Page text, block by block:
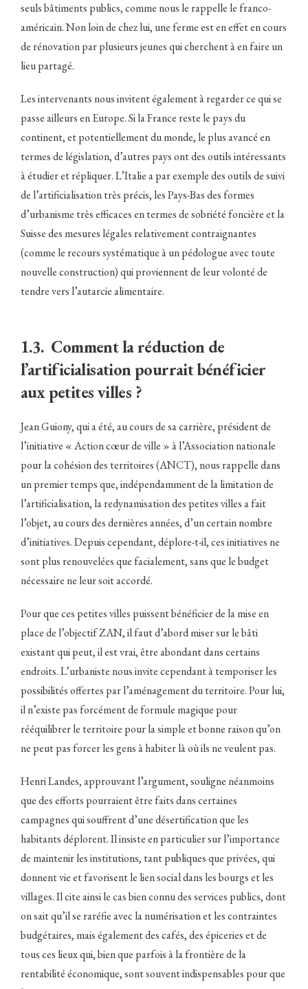
seuls bâtiments publics, comme nous le rappelle le franco-
américain. Non loin de chez lui, une ferme est en effet en cours
de rénovation par plusieurs jeunes qui cherchent à en faire un
lieu partagé.
Les intervenants nous invitent également à regarder ce qui se
passe ailleurs en Europe. Si la France reste le pays du
continent, et potentiellement du monde, le plus avancé en
termes de législation, d’autres pays ont des outils intéressants
à étudier et répliquer. L’Italie a par exemple des outils de suivi
de l’artificialisation très précis, les Pays-Bas des formes
d’urbanisme très efficaces en termes de sobriété foncière et la
Suisse des mesures légales relativement contraignantes
(comme le recours systématique à un pédologue avec toute
nouvelle construction) qui proviennent de leur volonté de
tendre vers l’autarcie alimentaire.
1.3. Comment la réduction de
l’artificialisation pourrait bénéficier
aux petites villes ?
Jean Guiony, qui a été, au cours de sa carrière, président de
l’initiative « Action cœur de ville » à l’Association nationale
pour la cohésion des territoires (ANCT), nous rappelle dans
un premier temps que, indépendamment de la limitation de
l’artificialisation, la redynamisation des petites villes a fait
l’objet, au cours des dernières années, d’un certain nombre
d’initiatives. Depuis cependant, déplore-t-il, ces initiatives ne
sont plus renouvelées que facialement, sans que le budget
nécessaire ne leur soit accordé.
Pour que ces petites villes puissent bénéficier de la mise en
place de l’objectif ZAN, il faut d’abord miser sur le bâti
existant qui peut, il est vrai, être abondant dans certains
endroits. L’urbaniste nous invite cependant à temporiser les
possibilités offertes par l’aménagement du territoire. Pour lui,
il n’existe pas forcément de formule magique pour
rééquilibrer le territoire pour la simple et bonne raison qu’on
ne peut pas forcer les gens à habiter là où ils ne veulent pas.
Henri Landes, approuvant l’argument, souligne néanmoins
que des efforts pourraient être faits dans certaines
campagnes qui souffrent d’une désertification que les
habitants déplorent. Il insiste en particulier sur l’importance
de maintenir les institutions, tant publiques que privées, qui
donnent vie et favorisent le lien social dans les bourgs et les
villages. Il cite ainsi le cas bien connu des services publics, dont
on sait qu’il se raréfie avec la numérisation et les contraintes
budgétaires, mais également des cafés, des épiceries et de
tous ces lieux qui, bien que parfois à la frontière de la
rentabilité économique, sont souvent indispensables pour que